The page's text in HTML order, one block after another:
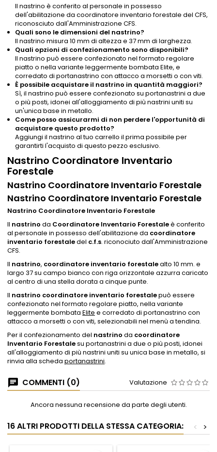
Il nastrino è conferito al personale in possesso
dell'abilitazione da coordinatore inventario forestale del CFS,
riconosciuto dall'Amministrazione CFS.
Quali sono le dimensioni del nastrino?
Il nastrino misura 10 mm di altezza e 37 mm di larghezza.
Quali opzioni di confezionamento sono disponibili?
Il nastrino può essere confezionato nel formato regolare
piatto o nella variante leggermente bombata Elite, e
corredato di portanastrino con attacco a morsetti o con viti.
È possibile acquistare il nastrino in quantità maggiori?
Sì, il nastrino può essere confezionato su portanastrini a due
o più posti, idonei all'alloggiamento di più nastrini uniti su
un'unica base in metallo.
Come posso assicurarmi di non perdere l'opportunità di
acquistare questo prodotto?
Aggiungi il nastrino al tuo carrello il prima possibile per
garantirti l'acquisto di questo pezzo esclusivo.
Nastrino Coordinatore Inventario
Forestale
Nastrino Coordinatore Inventario Forestale
Nastrino Coordinatore Inventario Forestale
Nastrino Coordinatore Inventario Forestale
Il nastrino da Coordinatore Inventario Forestaleè conferito
al personale in possesso dell'abilitazione da coordinatore
inventario forestaledel c.f.s. riconociuto dall'Amministrazione
CFS.
Il nastrino, coordinatore inventario forestalealto 10 mm. e
largo 37 su campo bianco con riga orizzontale azzurra caricato
al centro di una stella dorata a cinque punte.
Il nastrino coordinatore inventario forestalepuò essere
confezionato nel formato regolare piatto, nella variante
leggermente bombata Elite e corredato di portanastrino con
attacco a morsetti o con viti, selezionabili nel menù a tendina.
Per il confezionamento del nastrino da coordinatore
Inventario Forestalesu portanastrini a due o più posti, idonei
all'alloggiamento di più nastrini uniti su unica base in metallo, si
rinvia alla scheda portanastrini.
COMMENTI (0) Valutazione
Ancora nessuna recensione da parte degli utenti.
16 ALTRI PRODOTTI DELLA STESSA CATEGORIA: >
<